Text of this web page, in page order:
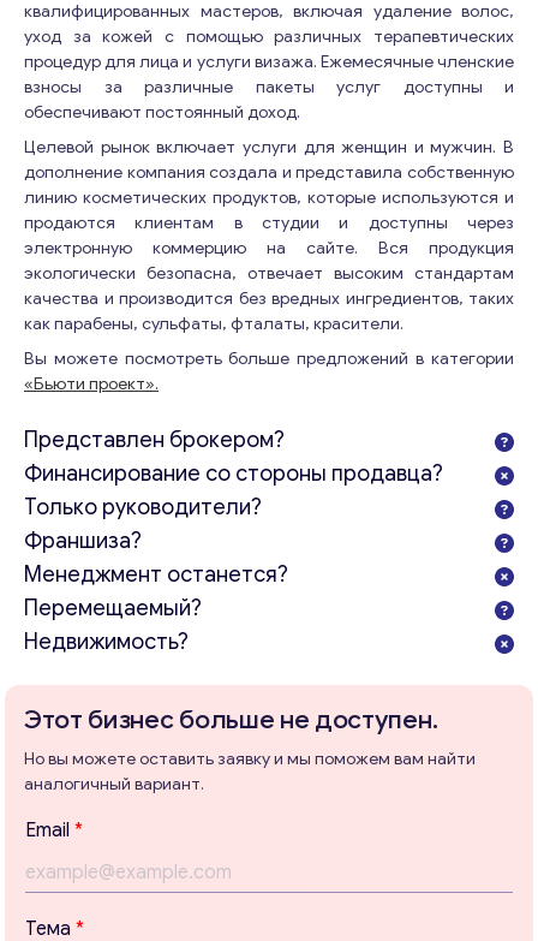
квалифицированных мастеров, включая удаление волос,
уход за кожей с помощью различных терапевтических
процедур для лица и услуги визажа. Ежемесячные членские
взносы за различные пакеты услуг доступны и
обеспечивают постоянный доход.
Целевой рынок включает услуги для женщин и мужчин. В
дополнение компания создала и представила собственную
линию косметических продуктов, которые используются и
продаются клиентам в студии и доступны через
электронную коммерцию на сайте. Вся продукция
экологически безопасна, отвечает высоким стандартам
качества и производится без вредных ингредиентов, таких
как парабены, сульфаты, фталаты, красители.
Вы можете посмотреть больше предложений в категории
«Бьюти проект».
Представлен брокером?
Финансирование со стороны продавца?
Только руководители?
Франшиза?
Менеджмент останется?
Перемещаемый?
Недвижимость?
Этот бизнес больше не доступен.
Но вы можете оставить заявку и мы поможем вам найти
аналогичный вариант.
Email *
В
Тема *